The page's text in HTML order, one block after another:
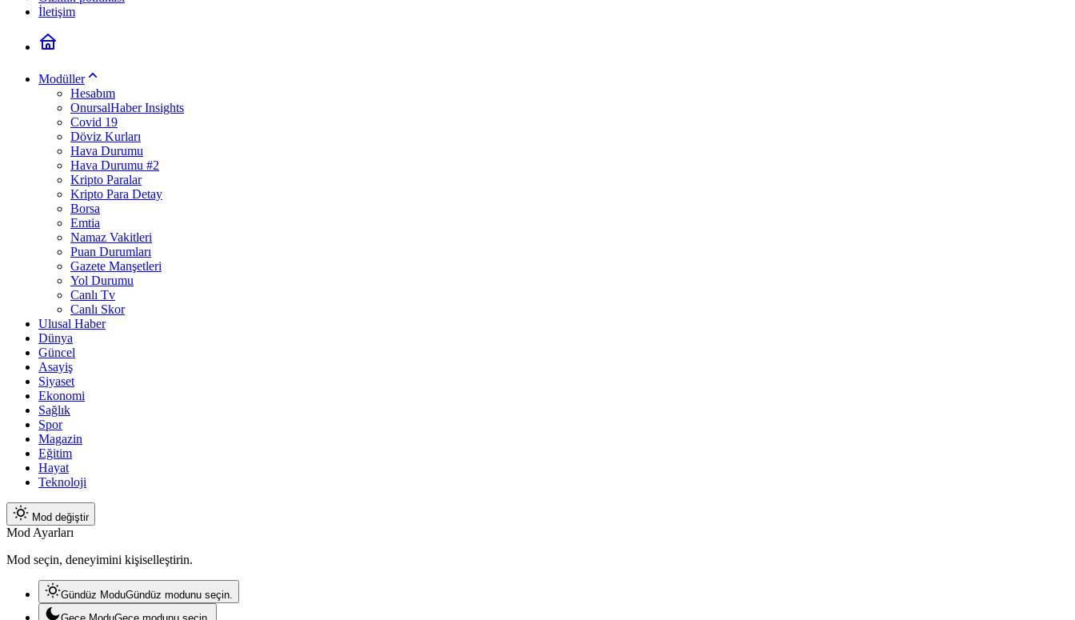
İletişim
Modüller
Hesabım
OnursalHaber Insights
Covid 19
Döviz Kurları
Hava Durumu
Hava Durumu #2
Kripto Paralar
Kripto Para Detay
Borsa
Emtia
Namaz Vakitleri
Puan Durumları
Gazete Manşetleri
Yol Durumu
Canlı Tv
Canlı Skor
Ulusal Haber
Dünya
Güncel
Asayiş
Siyaset
Ekonomi
Sağlık
Spor
Magazin
Eğitim
Hayat
Teknoloji
Mod değiştir
Mod Ayarları
Mod seçin, deneyimini kişiselleştirin.
Gündüz ModuGündüz modunu seçin.